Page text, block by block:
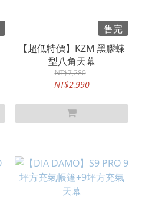
售完
【超低特價】KZM 黑膠蝶
型八角天幕
NT$7,280
NT$2,990